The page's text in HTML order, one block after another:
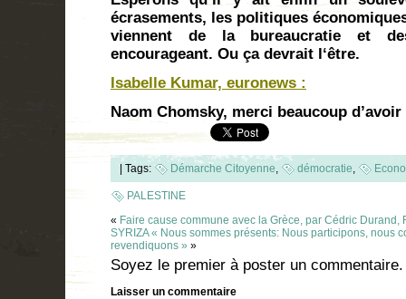
écrasements, les politiques
viennent de la bureaucratie et
encourageant. Ou ça devrait l‘être.
Isabelle Kumar, euronews :
Naom Chomsky, merci beaucoup
| Tags: Démarche Citoyenne, démocratie,
PALESTINE
« Faire cause commune avec la Grèce, par Cédric
SYRIZA « Nous sommes présents: Nous participons, nous
revendiquons » »
Soyez le premier à poster un commentaire.
Laisser un commentaire